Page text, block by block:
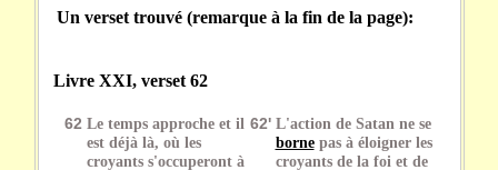
Un verset trouvé (remarque à la fin de la page):
Livre XXI, verset 62
62 Le temps approche et il
est déjà là, où les
croyants s'occuperont à
62' L'action de Satan ne se
bornepas à éloigner les
croyants de la foi et de